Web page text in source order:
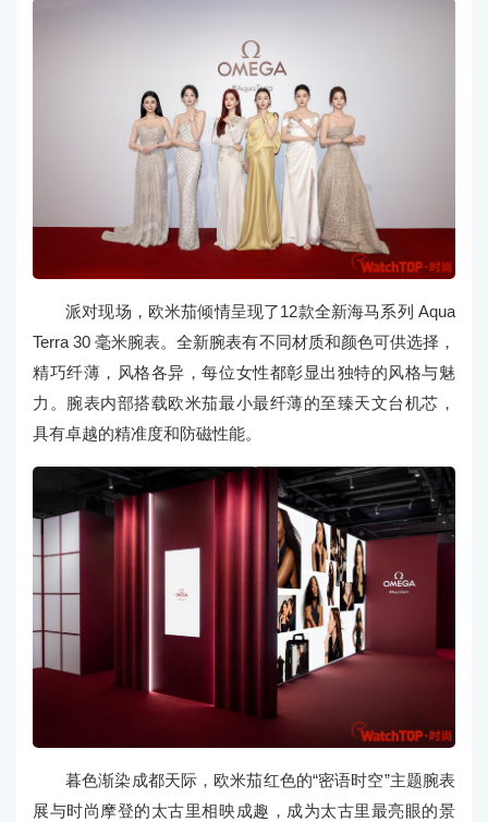
派对现场，欧米茄倾情呈现了12款全新海马系列 Aqua
Terra 30 毫米腕表。全新腕表有不同材质和颜色可供选择，
精巧纤薄，风格各异，每位女性都彰显出独特的风格与魅
力。腕表内部搭载欧米茄最小最纤薄的至臻天文台机芯，
具有卓越的精准度和防磁性能。
暮色渐染成都天际，欧米茄红色的“密语时空”主题腕表
展与时尚摩登的太古里相映成趣，成为太古里最亮眼的景